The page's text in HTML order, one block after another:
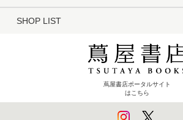
SHOP LIST
蔦屋書店ポータルサイト
はこちら